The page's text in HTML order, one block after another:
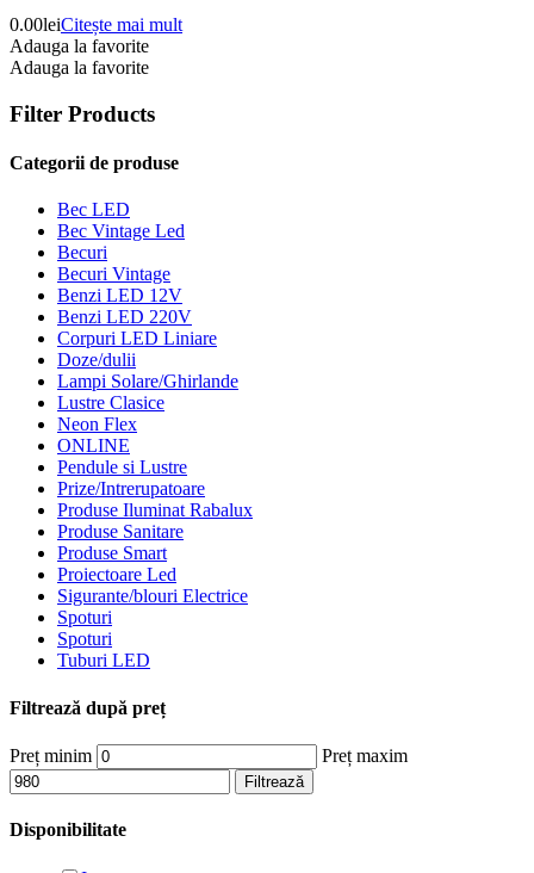
0.00leiCitește mai mult
Adauga la favorite
Adauga la favorite
Filter Products
Categorii de produse
Bec LED
Bec Vintage Led
Becuri
Becuri Vintage
Benzi LED 12V
Benzi LED 220V
Corpuri LED Liniare
Doze/dulii
Lampi Solare/Ghirlande
Lustre Clasice
Neon Flex
ONLINE
Pendule si Lustre
Prize/Intrerupatoare
Produse Iluminat Rabalux
Produse Sanitare
Produse Smart
Proiectoare Led
Sigurante/blouri Electrice
Spoturi
Spoturi
Tuburi LED
Filtrează după preț
Preț minim Preț maxim
Filtrează
Disponibilitate